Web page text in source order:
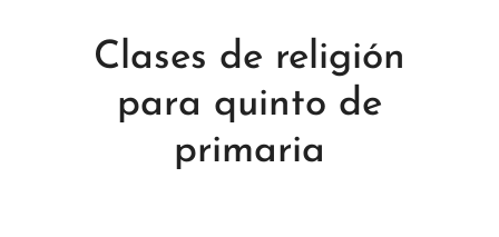
Clases de religión
para quinto de
primaria